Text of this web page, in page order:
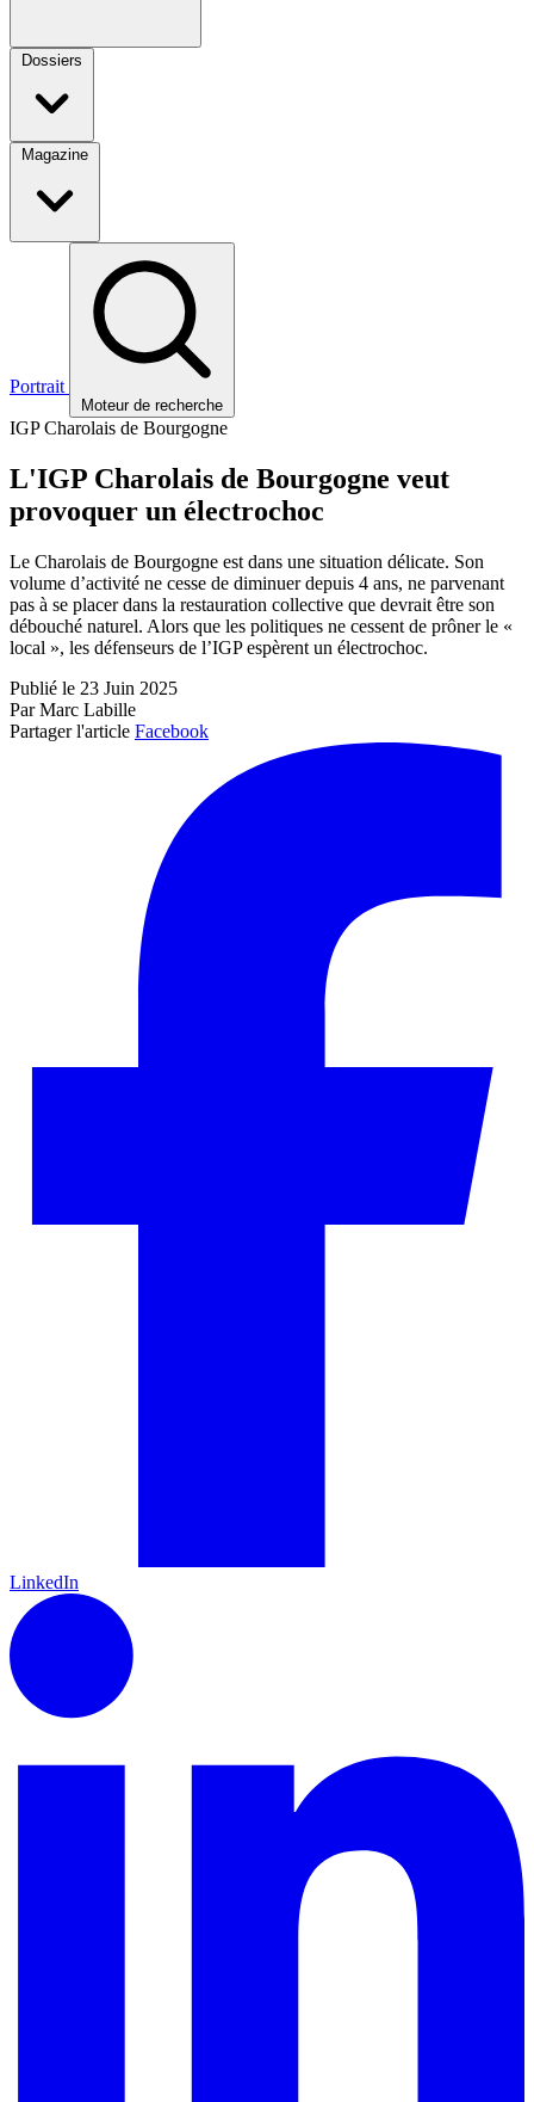
Dossiers
Magazine
Portrait
Moteur de recherche
IGP Charolais de Bourgogne
L'IGP Charolais de Bourgogne veut
provoquer un électrochoc
Le Charolais de Bourgogne est dans une situation délicate. Son
volume d’activité ne cesse de diminuer depuis 4 ans, ne parvenant
pas à se placer dans la restauration collective que devrait être son
débouché naturel. Alors que les politiques ne cessent de prôner le «
local », les défenseurs de l’IGP espèrent un électrochoc.
Publié le 23 Juin 2025
Par Marc Labille
Partager l'article Facebook
LinkedIn